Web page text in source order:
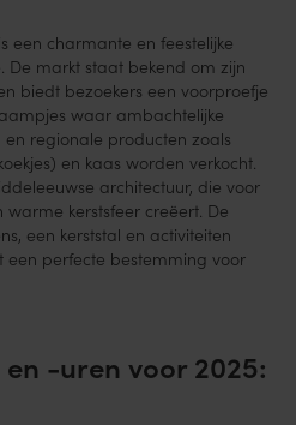
is een charmante en feestelijke
De markt staat bekend om zijn
biedt bezoekers een voorproefje
waar ambachtelijke
en regionale producten zoals
en kaas worden verkocht.
architectuur, die voor
warme kerstsfeer creëert. De
een kerststal en activiteiten
een perfecte bestemming voor
-uren voor 2025: